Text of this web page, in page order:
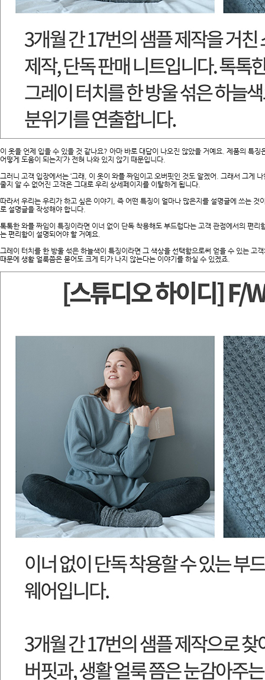
이 옷을 언제 입을 수 있을 것 같나요? 아마 바로 대답이 나오진 않았을 거예요. 제품의 특
어떻게 도움이 되는지’가 전혀 나와 있지 않기 때문입니다.
그러니 고객 입장에서는 ‘그래, 이 옷이 와플 짜임이고 오버핏인 것도 알겠어. 그래서 그게
줄지 알 수 없어진 고객은 그대로 우리 상세페이지를 이탈하게 됩니다.
따라서 우리는 우리가 하고 싶은 이야기, 즉 어떤 특징이 얼마나 많은지를 설명글에 쓰는
로 설명글을 작성해야 합니다.
톡톡한 와플 짜임이 특징이라면 이너 없이 단독 착용해도 부드럽다는 고객 관점에서의 편
는 편리함이 설명되어야 할 거예요.
그레이 터치를 한 방울 섞은 하늘색이 특징이라면 그 색상을 선택함으로써 얻을 수 있는 고
때문에 생활 얼룩쯤은 묻어도 크게 티가 나지 않는다는 이야기를 하실 수 있겠죠.